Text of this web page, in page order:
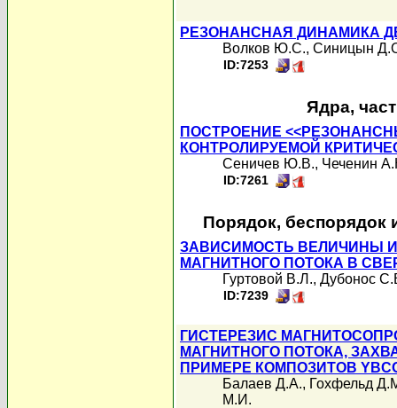
РЕЗОНАНСНАЯ ДИНАМИКА
Волков Ю.С., Синицын
ID:7253
Ядра,
ПОСТРОЕНИЕ
КОНТРОЛИРУЕМОЙ
Сеничев Ю.В., Чеченин
ID:7261
Порядок, беспорядок
ЗАВИСИМОСТЬ ВЕЛИЧИНЫ
МАГНИТНОГО ПОТОКА В
Гуртовой В.Л., Дубонос
ID:7239
ГИСТЕРЕЗИС
МАГНИТНОГО ПОТОКА,
ПРИМЕРЕ КОМПОЗИТОВ
Балаев Д.А., Гохфельд
М.И.